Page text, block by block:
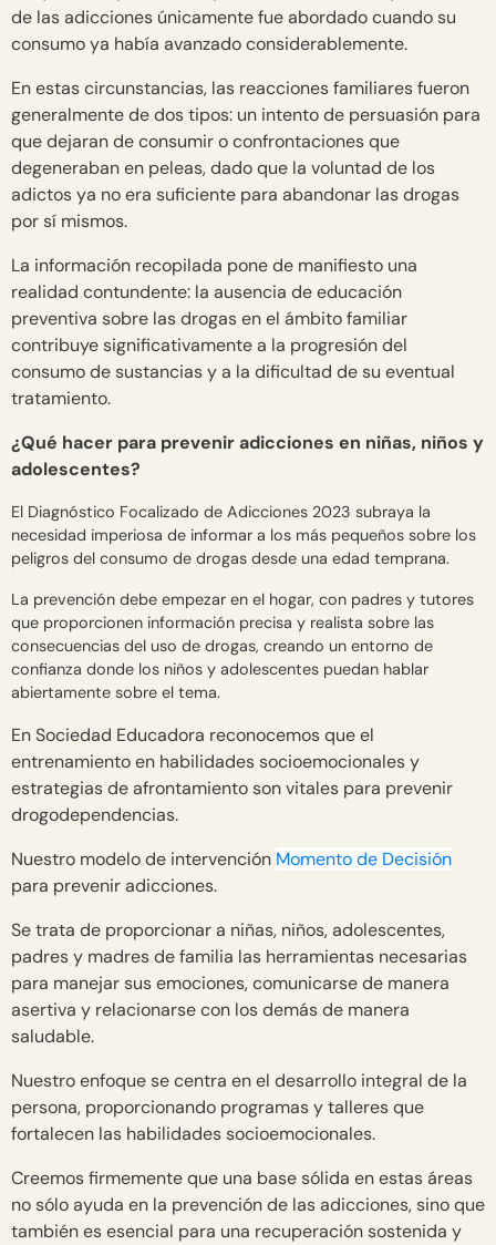
de las adicciones únicamente fue abordado cuando su
consumo ya había avanzado considerablemente.
En estas circunstancias, las reacciones familiares fueron
generalmente de dos tipos: un intento de persuasión para
que dejaran de consumir o confrontaciones que
degeneraban en peleas, dado que la voluntad de los
adictos ya no era suficiente para abandonar las drogas
por sí mismos.
La información recopilada pone de manifiesto una
realidad contundente: la ausencia de educación
preventiva sobre las drogas en el ámbito familiar
contribuye significativamente a la progresión del
consumo de sustancias y a la dificultad de su eventual
tratamiento.
¿Qué hacer para prevenir adicciones en niñas, niños y
adolescentes?
El Diagnóstico Focalizado de Adicciones 2023 subraya la
necesidad imperiosa de informar a los más pequeños sobre los
peligros del consumo de drogas desde una edad temprana.
La prevención debe empezar en el hogar, con padres y tutores
que proporcionen información precisa y realista sobre las
consecuencias del uso de drogas, creando un entorno de
confianza donde los niños y adolescentes puedan hablar
abiertamente sobre el tema.
En Sociedad Educadora reconocemos que el
entrenamiento en habilidades socioemocionales y
estrategias de afrontamiento son vitales para prevenir
drogodependencias.
Nuestro modelo de intervención Momento de Decisión
para prevenir adicciones.
Se trata de proporcionar a niñas, niños, adolescentes,
padres y madres de familia las herramientas necesarias
para manejar sus emociones, comunicarse de manera
asertiva y relacionarse con los demás de manera
saludable.
Nuestro enfoque se centra en el desarrollo integral de la
persona, proporcionando programas y talleres que
fortalecen las habilidades socioemocionales.
Creemos firmemente que una base sólida en estas áreas
no sólo ayuda en la prevención de las adicciones, sino que
también es esencial para una recuperación sostenida y